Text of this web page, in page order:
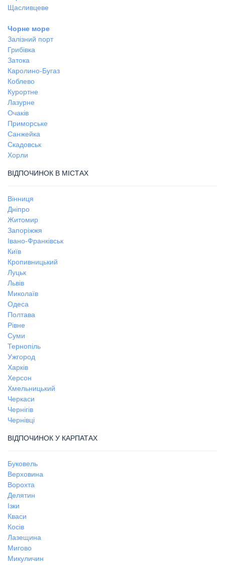
Щасливцеве
Чорне море
Залізний порт
Грибівка
Затока
Каролино-Бугаз
Коблево
Курортне
Лазурне
Очаків
Приморське
Санжейка
Скадовськ
Хорли
ВІДПОЧИНОК В МІСТАХ
Вінниця
Дніпро
Житомир
Запоріжжя
Івано-Франківськ
Київ
Кропивницький
Луцьк
Львів
Миколаїв
Одеса
Полтава
Рівне
Суми
Тернопіль
Ужгород
Харків
Херсон
Хмельницький
Черкаси
Чернігів
Чернівці
ВІДПОЧИНОК У КАРПАТАХ
Буковель
Верховина
Ворохта
Делятин
Ізки
Кваси
Косів
Лазещина
Мигово
Микуличин